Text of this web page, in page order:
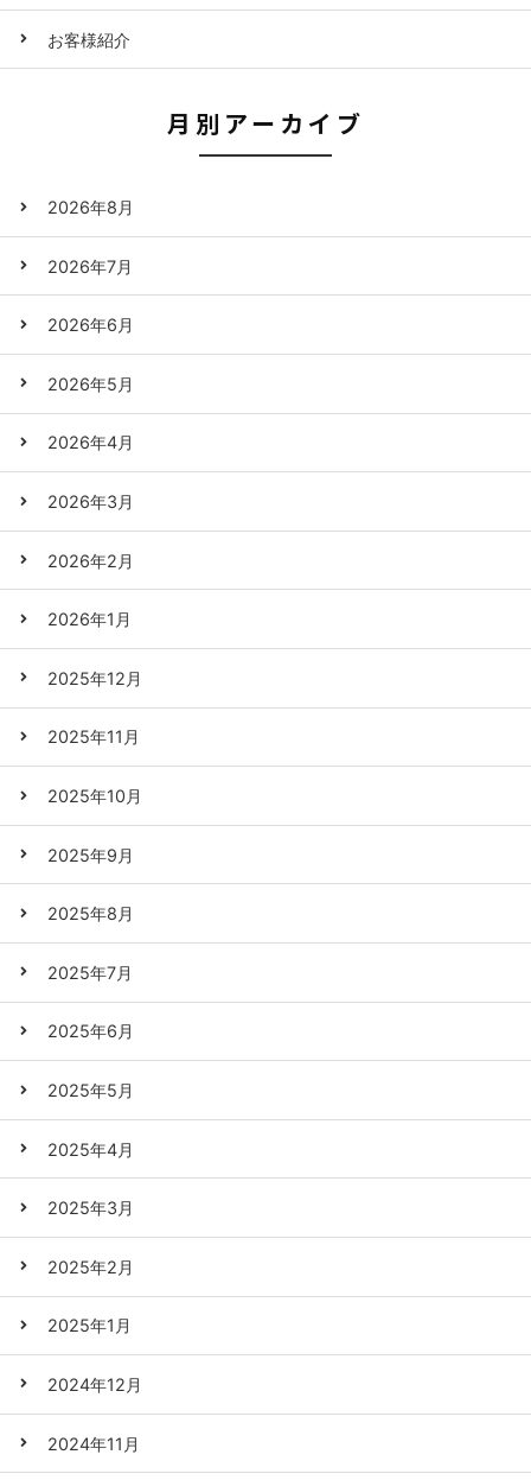
お客様紹介
月別アーカイブ
2026年8月
2026年7月
2026年6月
2026年5月
2026年4月
2026年3月
2026年2月
2026年1月
2025年12月
2025年11月
2025年10月
2025年9月
2025年8月
2025年7月
2025年6月
2025年5月
2025年4月
2025年3月
2025年2月
2025年1月
2024年12月
2024年11月